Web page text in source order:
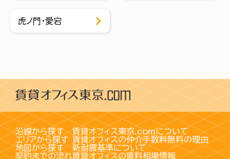
虎ノ門・愛宕
沿線から探す
エリアから探す
地図から探す
契約までの流れ
賃貸オフィス東京.comについて
賃貸オフィスの仲介手数料無料の理由
新耐震基準について
賃貸オフィスの賃料相場情報